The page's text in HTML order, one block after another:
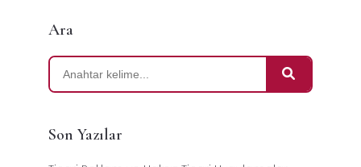
Ara
Son Yazılar